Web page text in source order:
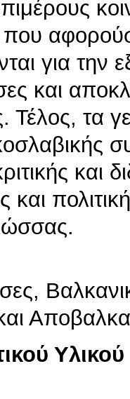
για
και
Τέλος, τα
και
Υλικού